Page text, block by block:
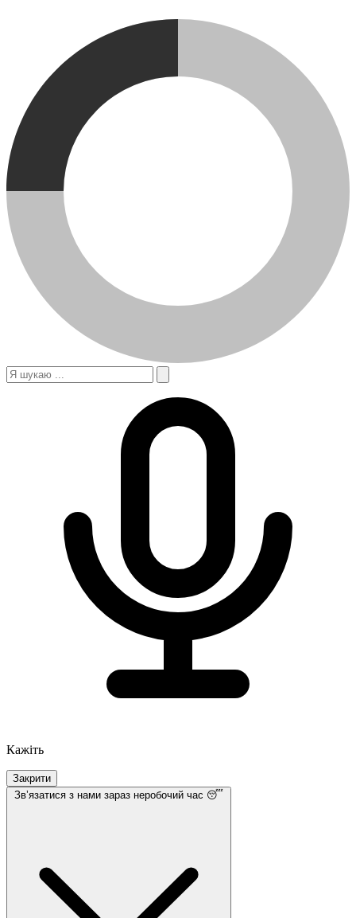
Кажіть
Закрити
Звʼязатися з нами зараз неробочий час 😴